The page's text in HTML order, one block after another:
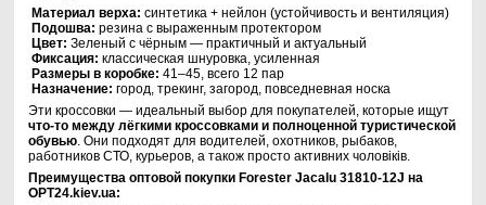
Материал верха: синтетика + нейлон (устойчивость и вентиляция)
Подошва: резина с выраженным протектором
Цвет: Зеленый с чёрным — практичный и актуальный
Фиксация: классическая шнуровка, усиленная
Размеры в коробке: 41–45, всего 12 пар
Назначение: город, трекинг, загород, повседневная носка
Эти кроссовки — идеальный выбор для покупателей, которые ищут
что-то между лёгкими кроссовками и полноценной туристической
обувью. Они подходят для водителей, охотников, рыбаков,
работников СТО, курьеров, а також просто активних чоловіків.
Преимущества оптовой покупки Forester Jacalu 31810-12J на
OPT24.kiev.ua: